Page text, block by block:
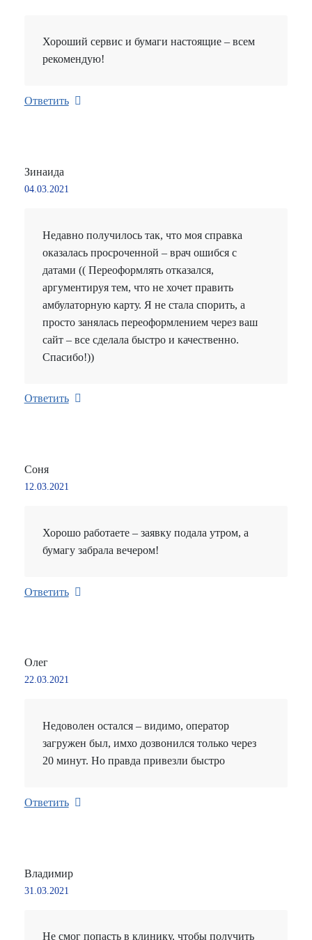
Хороший сервис и бумаги настоящие – всем
рекомендую!
Ответить
Зинаида
04.03.2021
Недавно получилось так, что моя справка
оказалась просроченной – врач ошибся с
датами (( Переоформлять отказался,
аргументируя тем, что не хочет править
амбулаторную карту. Я не стала спорить, а
просто занялась переоформлением через ваш
сайт – все сделала быстро и качественно.
Спасибо!))
Ответить
Соня
12.03.2021
Хорошо работаете – заявку подала утром, а
бумагу забрала вечером!
Ответить
Олег
22.03.2021
Недоволен остался – видимо, оператор
загружен был, имхо дозвонился только через
20 минут. Но правда привезли быстро
Ответить
Владимир
31.03.2021
Не смог попасть в клинику, чтобы получить